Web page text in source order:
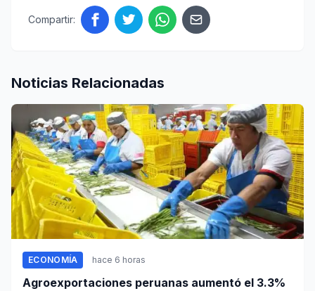
Compartir:
Noticias Relacionadas
ECONOMÍA hace 6 horas
Agroexportaciones peruanas aumentó el 3.3%